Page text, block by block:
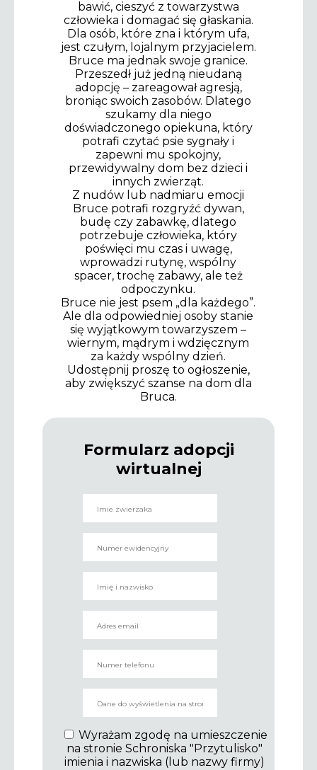
bawić, cieszyć z towarzystwa
człowieka i domagać się głaskania.
Dla osób, które zna i którym ufa,
jest czułym, lojalnym przyjacielem.
Bruce ma jednak swoje granice.
Przeszedł już jedną nieudaną
adopcję – zareagował agresją,
broniąc swoich zasobów. Dlatego
szukamy dla niego
doświadczonego opiekuna, który
potrafi czytać psie sygnały i
zapewni mu spokojny,
przewidywalny dom bez dzieci i
innych zwierząt.
Z nudów lub nadmiaru emocji
Bruce potrafi rozgryźć dywan,
budę czy zabawkę, dlatego
potrzebuje człowieka, który
poświęci mu czas i uwagę,
wprowadzi rutynę, wspólny
spacer, trochę zabawy, ale też
odpoczynku.
Bruce nie jest psem „dla każdego”.
Ale dla odpowiedniej osoby stanie
się wyjątkowym towarzyszem –
wiernym, mądrym i wdzięcznym
za każdy wspólny dzień.
Udostępnij proszę to ogłoszenie,
aby zwiększyć szanse na dom dla
Bruca.
Formularz adopcji
wirtualnej
Wyrażam zgodę na umieszczenie
na stronie Schroniska "Przytulisko"
imienia i nazwiska (lub nazwy firmy)